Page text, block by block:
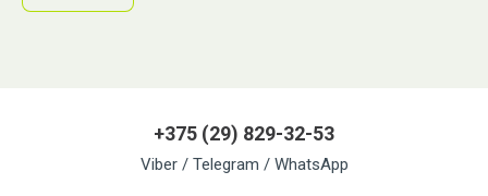
+375 (29) 829-32-53
Viber / Telegram / WhatsApp